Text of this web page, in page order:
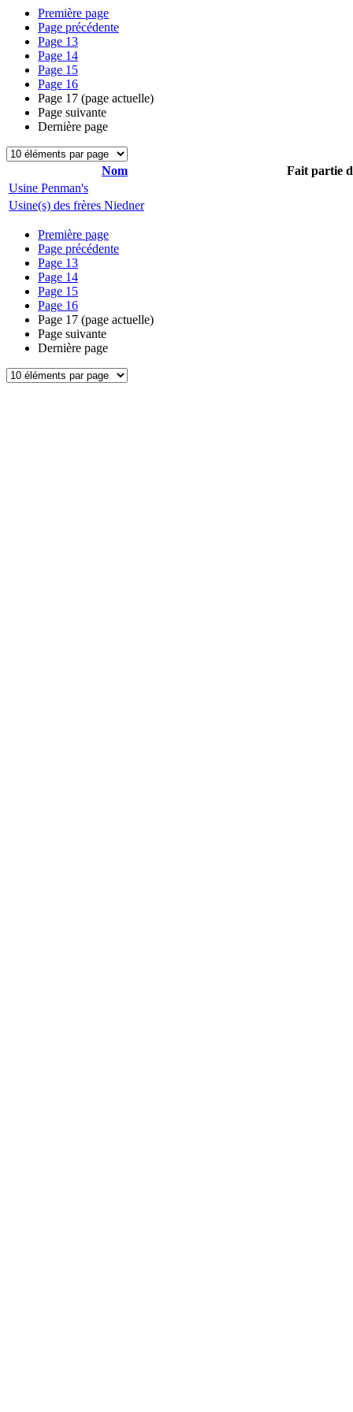
Première page
Page précédente
Page 13
Page 14
Page 15
Page 16
Page 17 (page actuelle)
Page suivante
Dernière page
Nom
Fait partie
Usine Penman's
Usine(s) des frères Niedner
Première page
Page précédente
Page 13
Page 14
Page 15
Page 16
Page 17 (page actuelle)
Page suivante
Dernière page